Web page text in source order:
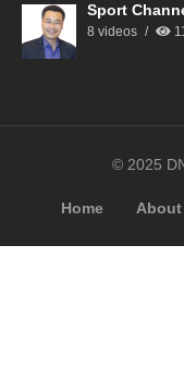
Sport
8 videos
© 2025
Home About